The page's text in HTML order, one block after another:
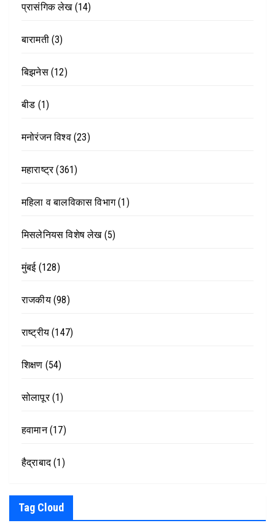
प्रासंगिक लेख(14)
बारामती(3)
बिझनेस(12)
बीड (1)
मनोरंजन विश्व(23)
महाराष्ट्र(361)
महिला व बालविकास विभाग(1)
मिसलेनियस विशेष लेख(5)
मुंबई(128)
राजकीय(98)
राष्ट्रीय (147)
शिक्षण (54)
सोलापूर(1)
हवामान(17)
हैद्राबाद(1)
Tag Cloud